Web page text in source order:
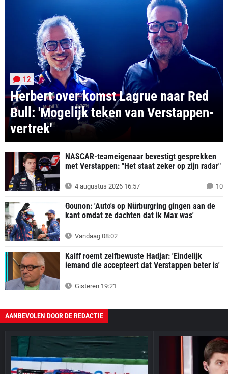
Herbert over komst Lagrue naar Red
Bull: 'Mogelijk teken van Verstappen-
vertrek'
12
NASCAR-teameigenaar bevestigt gesprekken
met Verstappen: "Het staat zeker op zijn radar"
4 augustus 2026 16:57 10
Gounon: 'Auto's op Nürburgring gingen aan de
kant omdat ze dachten dat ik Max was'
Vandaag 08:02
Kalff roemt zelfbewuste Hadjar: 'Eindelijk
iemand die accepteert dat Verstappen beter is'
Gisteren 19:21
AANBEVOLEN DOOR DE REDACTIE